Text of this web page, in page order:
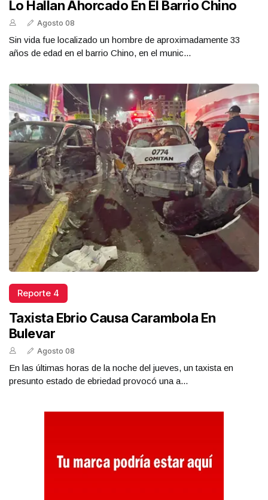
Lo Hallan Ahorcado En El Barrio Chino
Agosto 08
Sin vida fue localizado un hombre de aproximadamente 33
años de edad en el barrio Chino, en el munic...
Reporte 4
Taxista Ebrio Causa Carambola En
Bulevar
Agosto 08
En las últimas horas de la noche del jueves, un taxista en
presunto estado de ebriedad provocó una a...